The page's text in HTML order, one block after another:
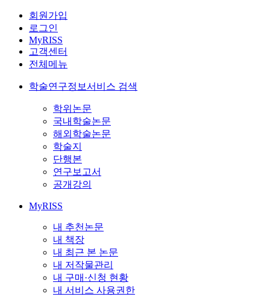
회원가입
로그인
MyRISS
고객센터
전체메뉴
학술연구정보서비스 검색
학위논문
국내학술논문
해외학술논문
학술지
단행본
연구보고서
공개강의
MyRISS
내 추천논문
내 책장
내 최근 본 논문
내 저작물관리
내 구매·신청 현황
내 서비스 사용권한